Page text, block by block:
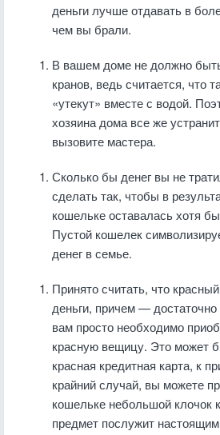
деньги лучше отдавать в
чем вы брали.
В вашем доме не должно
кранов, ведь считается, что
«утекут» вместе с водой.
хозяина дома все же
вызовите мастера.
Сколько бы денег вы не
сделать так, чтобы в
кошельке оставалась хотя
Пустой кошелек
денег в семье.
Принято считать, что
деньги, причем —
вам просто необходимо
красную вещицу. Это может
красная кредитная карта, к
крайний случай, вы можете
кошельке небольшой клочок
предмет послужит